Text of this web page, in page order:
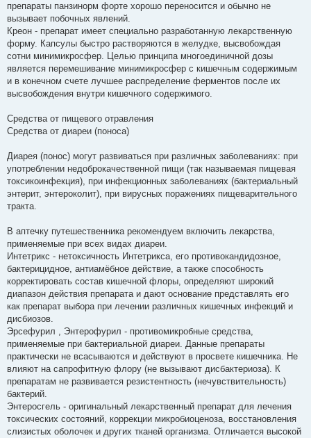
препараты панзинорм форте хорошо переносится и обычно не
вызывает побочных явлений.
Креон - препарат имеет специально разработанную лекарственную
форму. Капсулы быстро растворяются в желудке, высвобождая
сотни минимикросфер. Целью принципа многоединичной дозы
является перемешивание минимикросфер с кишечным содержимым
и в конечном счете лучшее распределение ферментов после их
высвобождения внутри кишечного содержимого.
Средства от пищевого отравления
Средства от диареи (поноса)
Диарея (понос) могут развиваться при различных заболеваниях: при
употреблении недоброкачественной пищи (так называемая пищевая
токсикоинфекция), при инфекционных заболеваниях (бактериальный
энтерит, энтероколит), при вирусных поражениях пищеварительного
тракта.
В аптечку путешественника рекомендуем включить лекарства,
применяемые при всех видах диареи.
Интетрикс - нетоксичность Интетрикса, его противокандидозное,
бактерицидное, антиамёбное действие, а также способность
корректировать состав кишечной флоры, определяют широкий
диапазон действия препарата и дают основание представлять его
как препарат выбора при лечении различных кишечных инфекций и
дисбиозов.
Эрсефурил , Энтерофурил - противомикробные средства,
применяемые при бактериальной диареи. Данные препараты
практически не всасываются и действуют в просвете кишечника. He
влияют на сапрофитную флору (не вызывают дисбактериоза). К
препаратам не развивается резистентность (нечувствительность)
бактерий.
Энтеросгель - оригинальный лекарственный препарат для лечения
токсических состояний, коррекции микробиоценоза, восстановления
слизистых оболочек и других тканей организма. Отличается высокой